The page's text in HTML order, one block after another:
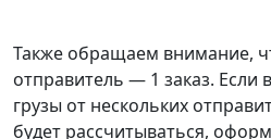
Также обращаем внимание,
отправитель — 1 заказ. Если
грузы от нескольких
будет рассчитываться,